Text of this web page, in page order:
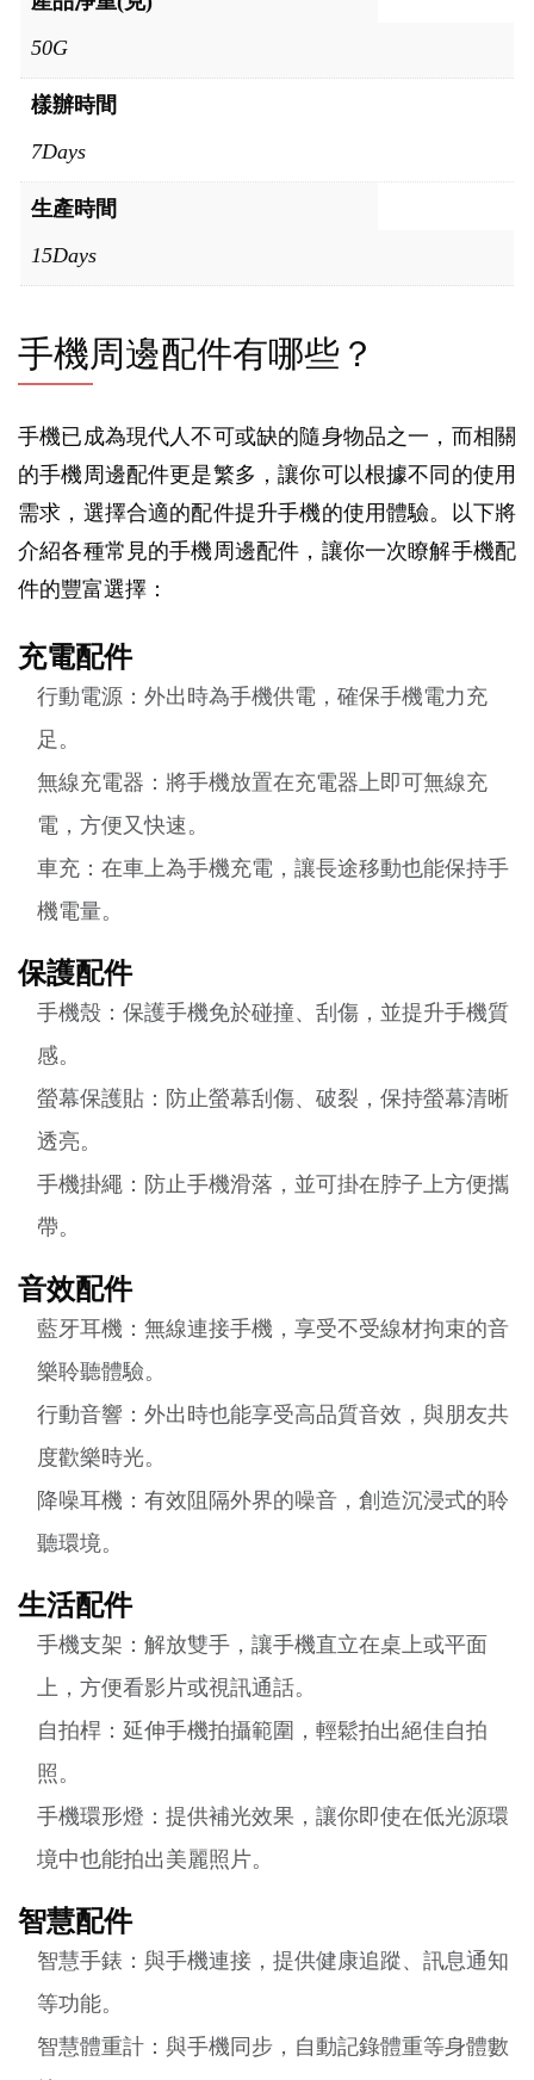
50G
樣辦時間
7Days
生產時間
15Days
手機周邊配件有哪些？
手機已成為現代人不可或缺的隨身物品之一，而相關
的手機周邊配件更是繁多，讓你可以根據不同的使用
需求，選擇合適的配件提升手機的使用體驗。以下將
介紹各種常見的手機周邊配件，讓你一次瞭解手機配
件的豐富選擇：
充電配件
行動電源：外出時為手機供電，確保手機電力充
足。
無線充電器：將手機放置在充電器上即可無線充
電，方便又快速。
車充：在車上為手機充電，讓長途移動也能保持手
機電量。
保護配件
手機殼：保護手機免於碰撞、刮傷，並提升手機質
感。
螢幕保護貼：防止螢幕刮傷、破裂，保持螢幕清晰
透亮。
手機掛繩：防止手機滑落，並可掛在脖子上方便攜
帶。
音效配件
藍牙耳機：無線連接手機，享受不受線材拘束的音
樂聆聽體驗。
行動音響：外出時也能享受高品質音效，與朋友共
度歡樂時光。
降噪耳機：有效阻隔外界的噪音，創造沉浸式的聆
聽環境。
生活配件
手機支架：解放雙手，讓手機直立在桌上或平面
上，方便看影片或視訊通話。
自拍桿：延伸手機拍攝範圍，輕鬆拍出絕佳自拍
照。
手機環形燈：提供補光效果，讓你即使在低光源環
境中也能拍出美麗照片。
智慧配件
智慧手錶：與手機連接，提供健康追蹤、訊息通知
等功能。
智慧體重計：與手機同步，自動記錄體重等身體數